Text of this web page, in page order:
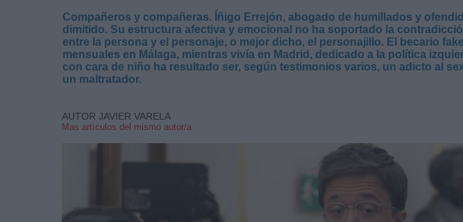
Compañeros y compañeras. Íñigo Errejón, abogado de humillados y
dimitido. Su estructura afectiva y emocional no ha soportado la
entre la persona y el personaje, o mejor dicho, el personajillo. El becario
mensuales en Málaga, mientras vivía en Madrid, dedicado a la política
con cara de niño ha resultado ser, según testimonios varios, un adicto al
un maltratador.
AUTOR JAVIER VARELA
Mas artículos del mismo autor/a